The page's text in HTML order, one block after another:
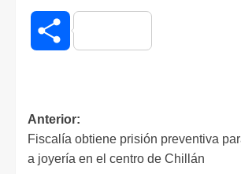
Compartir
Anterior:
Fiscalía obtiene prisión preventiva
a joyería en el centro de Chillán